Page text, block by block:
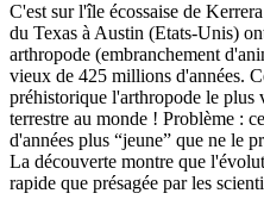
C'est sur l'île écossaise de
du Texas à Austin (Etats-Unis)
arthropode (embranchement
vieux de 425 millions d'années.
préhistorique l'arthropode le plus
terrestre au monde ! Problème :
d'années plus “jeune” que ne le
La découverte montre que
rapide que présagée par les